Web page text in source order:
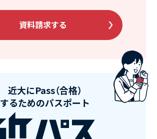
資料請求する
近大にPass（合格）
するためのパスポート